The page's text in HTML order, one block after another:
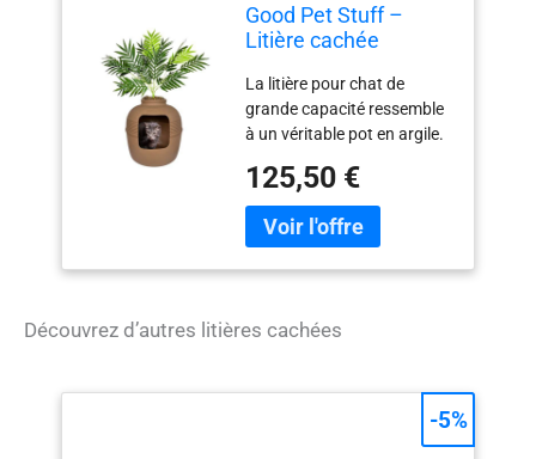
Good Pet Stuff –
Litière cachée
La litière pour chat de
grande capacité ressemble
à un véritable pot en argile.
sont placées entre les
parties supérieure et
inférieure du bac de litière.
les poussières et les odeurs.
125,50 €
Découvrez d’autres litières cachées
-5%